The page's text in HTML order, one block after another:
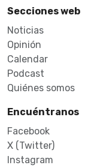
Secciones web
Noticias
Opinión
Calendar
Podcast
Quiénes somos
Encuéntranos
Facebook
X (Twitter)
Instagram